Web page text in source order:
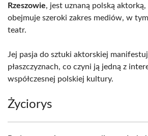
Rzeszowie, jest uznaną polską
obejmuje szeroki zakres mediów, w
teatr.
Jej pasja do sztuki aktorskiej
płaszczyznach, co czyni ją jedną z
współczesnej polskiej kultury.
Życiorys